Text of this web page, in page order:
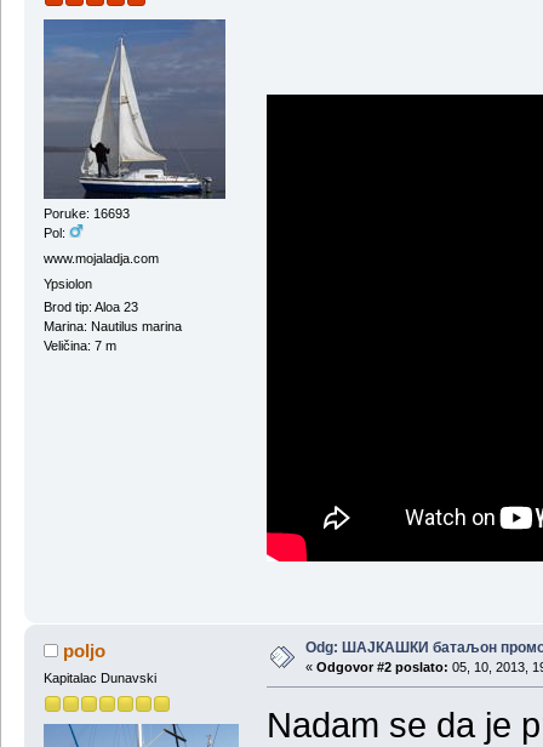
Poruke: 16693
Pol:
www.mojaladja.com
Ypsiolon
Brod tip: Aloa 23
Marina: Nautilus marina
Veličina: 7 m
poljo
Kapitalac Dunavski
Odg: ШАЈКАШКИ батаљон
« Odgovor #2 poslato: 05, 10, 2013,
Nadam se da je